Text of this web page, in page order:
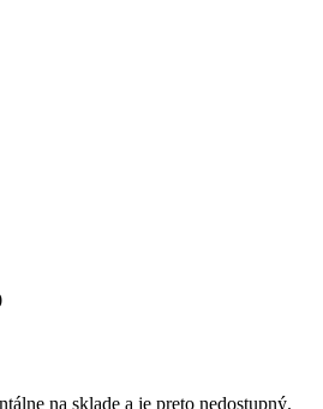
na sklade a je preto nedostupný.